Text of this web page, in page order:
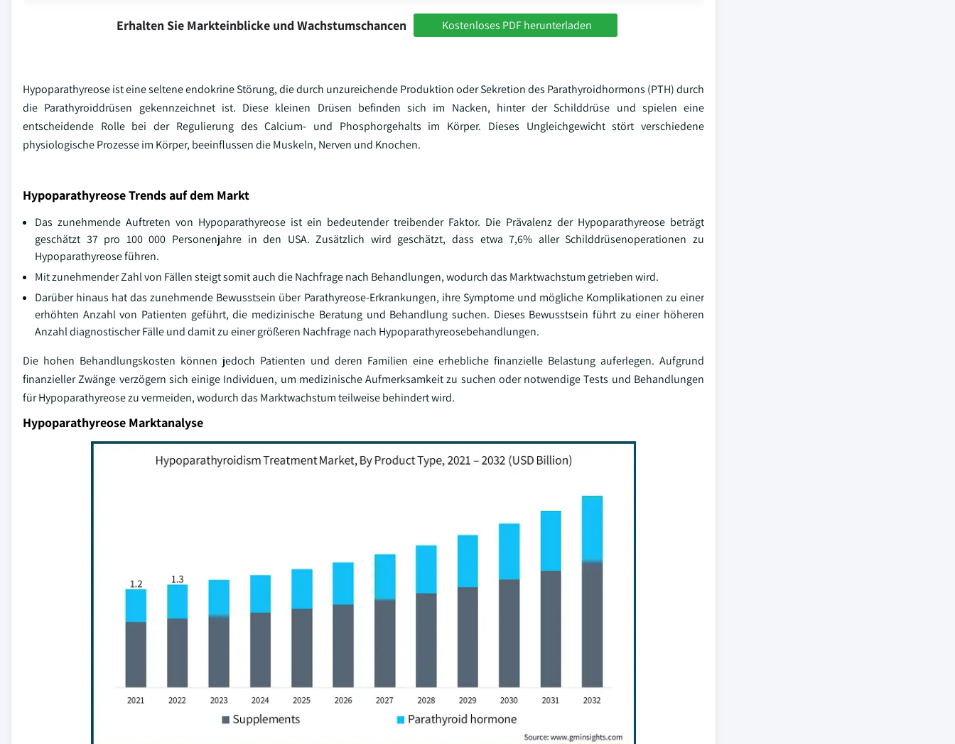
Erhalten Sie Markteinblicke und Wachstumschancen Kostenloses PDF herunterladen
Hypoparathyreose ist eine seltene endokrine Störung, die durch unzureichende Produktion oder Sekretion des Parathyroidhormons (PTH) durch
die Parathyroiddrüsen gekennzeichnet ist. Diese kleinen Drüsen befinden sich im Nacken, hinter der Schilddrüse und spielen eine
entscheidende Rolle bei der Regulierung des Calcium- und Phosphorgehalts im Körper. Dieses Ungleichgewicht stört verschiedene
physiologische Prozesse im Körper, beeinflussen die Muskeln, Nerven und Knochen.
Hypoparathyreose Trends auf dem Markt
Das zunehmende Auftreten von Hypoparathyreose ist ein bedeutender treibender Faktor. Die Prävalenz der Hypoparathyreose beträgt
geschätzt 37 pro 100 000 Personenjahre in den USA. Zusätzlich wird geschätzt, dass etwa 7,6% aller Schilddrüsenoperationen zu
Hypoparathyreose führen.
Mit zunehmender Zahl von Fällen steigt somit auch die Nachfrage nach Behandlungen, wodurch das Marktwachstum getrieben wird.
Darüber hinaus hat das zunehmende Bewusstsein über Parathyreose-Erkrankungen, ihre Symptome und mögliche Komplikationen zu einer
erhöhten Anzahl von Patienten geführt, die medizinische Beratung und Behandlung suchen. Dieses Bewusstsein führt zu einer höheren
Anzahl diagnostischer Fälle und damit zu einer größeren Nachfrage nach Hypoparathyreosebehandlungen.
Die hohen Behandlungskosten können jedoch Patienten und deren Familien eine erhebliche finanzielle Belastung auferlegen. Aufgrund
finanzieller Zwänge verzögern sich einige Individuen, um medizinische Aufmerksamkeit zu suchen oder notwendige Tests und Behandlungen
für Hypoparathyreose zu vermeiden, wodurch das Marktwachstum teilweise behindert wird.
Hypoparathyreose Marktanalyse